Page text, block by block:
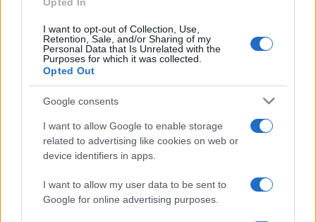
I want to opt-out of Collection, Use,
Retention, Sale, and/or Sharing of my
Personal Data that Is Unrelated with the
Purposes for which it was collected.
Opted Out
Google consents
I want to allow Google to enable storage
related to advertising like cookies on web or
device identifiers in apps.
I want to allow my user data to be sent to
Google for online advertising purposes.